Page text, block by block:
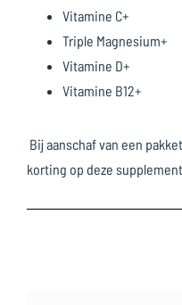
Vitamine C+
Triple Magnesium+
Vitamine D+
Vitamine B12+
Bij aanschaf van een
korting op deze